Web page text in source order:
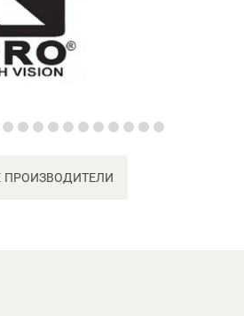
ПРОИЗВОДИТЕЛИ